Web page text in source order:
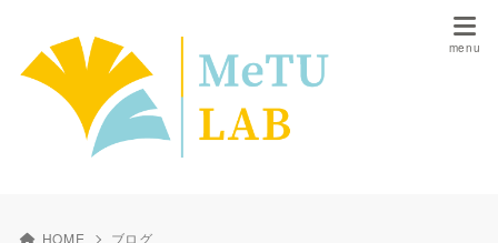
HOME ブログ